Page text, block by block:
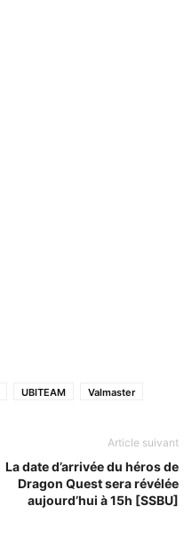
UBITEAM Valmaster
Article suivant
La date d’arrivée du héros de
Dragon Quest sera révélée
aujourd’hui à 15h [SSBU]